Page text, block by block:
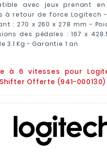
avec jeux prenant
à retour de force Logitech -
: 270 x 260 x 278 mm -
des pédales : 167 x
3.1 Kg - Garantie 1 an
à 6 vitesses pour
Offerte (941-000130)